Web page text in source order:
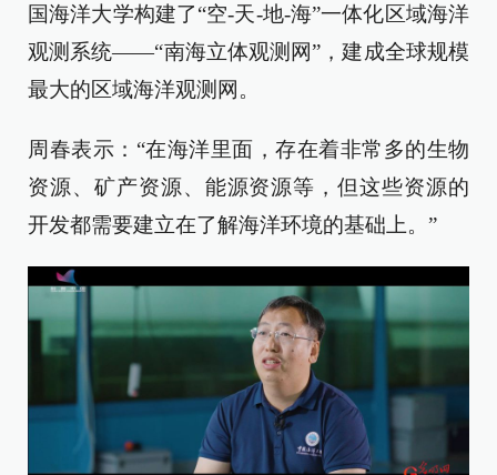
国海洋大学构建了“空-天-地-海”一体化区域海洋
观测系统——“南海立体观测网”，建成全球规模
最大的区域海洋观测网。
周春表示：“在海洋里面，存在着非常多的生物
资源、矿产资源、能源资源等，但这些资源的
开发都需要建立在了解海洋环境的基础上。”